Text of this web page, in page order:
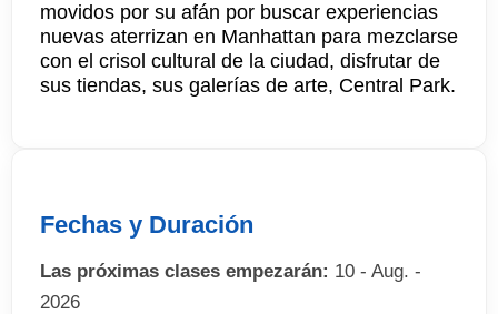
movidos por su afán por buscar experiencias
nuevas aterrizan en Manhattan para mezclarse
con el crisol cultural de la ciudad, disfrutar de
sus tiendas, sus galerías de arte, Central Park.
Fechas y Duración
Las próximas clases empezarán: 10 - Aug. -
2026